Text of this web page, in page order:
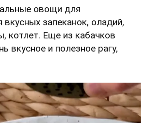
овощи для
вкусных запеканок, оладий,
котлет. Еще из кабачков
вкусное и полезное рагу,